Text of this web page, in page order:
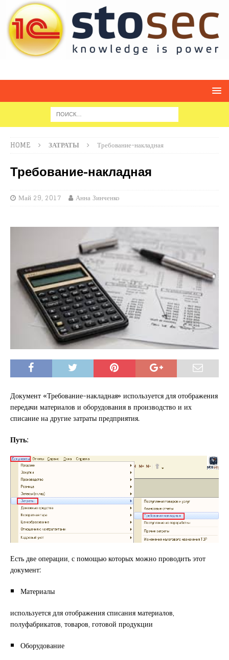
HOME ЗАТРАТЫ Требование-накладная
Требование-накладная
Май 29, 2017 Анна Зинченко
Документ «Требование-накладная» используется для отображения
передачи материалов и оборудования в производство и их
списание на другие затраты предприятия.
Путь:
Есть две операции, с помощью которых можно проводить этот
документ:
Материалы
используется для отображения списания материалов,
полуфабрикатов, товаров, готовой продукции
Оборудование